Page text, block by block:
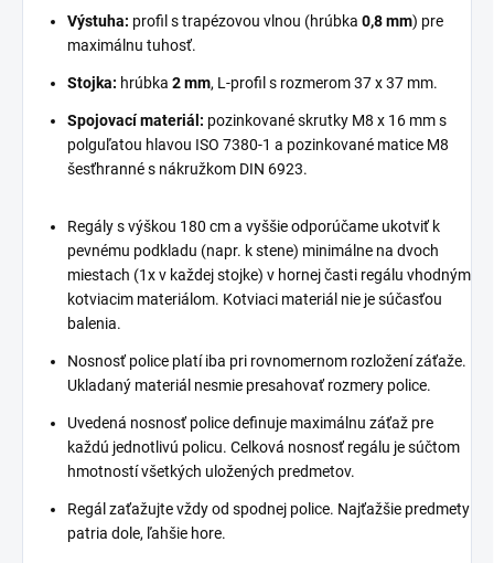
Výstuha: profil s trapézovou vlnou (hrúbka 0,8 mm) pre
maximálnu tuhosť.
Stojka: hrúbka 2 mm, L-profil s rozmerom 37 x 37 mm.
Spojovací materiál: pozinkované skrutky M8 x 16 mm s
polguľatou hlavou ISO 7380-1 a pozinkované matice M8
šesťhranné s nákružkom DIN 6923.
Regály s výškou 180 cm a vyššie odporúčame ukotviť k
pevnému podkladu (napr. k stene) minimálne na dvoch
miestach (1x v každej stojke) v hornej časti regálu vhodným
kotviacim materiálom. Kotviaci materiál nie je súčasťou
balenia.
Nosnosť police platí iba pri rovnomernom rozložení záťaže.
Ukladaný materiál nesmie presahovať rozmery police.
Uvedená nosnosť police definuje maximálnu záťaž pre
každú jednotlivú policu. Celková nosnosť regálu je súčtom
hmotností všetkých uložených predmetov.
Regál zaťažujte vždy od spodnej police. Najťažšie predmety
patria dole, ľahšie hore.